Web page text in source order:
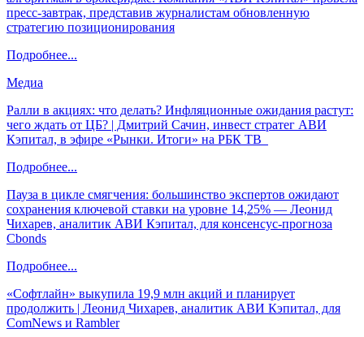
пресс-завтрак, представив журналистам обновленную
стратегию позиционирования
Подробнее...
Медиа
Ралли в акциях: что делать? Инфляционные ожидания растут:
чего ждать от ЦБ? | Дмитрий Сачин, инвест стратег АВИ
Кэпитал, в эфире «Рынки. Итоги» на РБК ТВ
Подробнее...
Пауза в цикле смягчения: большинство экспертов ожидают
сохранения ключевой ставки на уровне 14,25% — Леонид
Чихарев, аналитик АВИ Кэпитал, для консенсус-прогноза
Cbonds
Подробнее...
«Софтлайн» выкупила 19,9 млн акций и планирует
продолжить | Леонид Чихарев, аналитик АВИ Кэпитал, для
ComNews и Rambler